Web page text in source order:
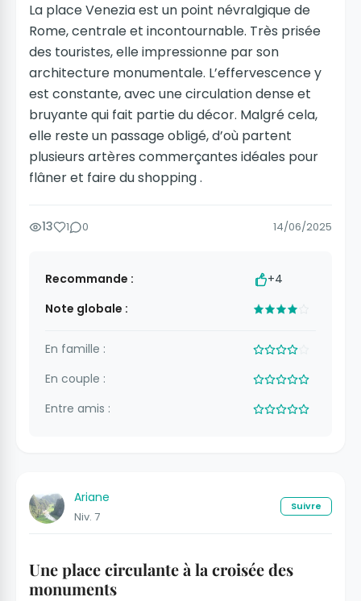
La place Venezia est un point névralgique de
Rome, centrale et incontournable. Très prisée
des touristes, elle impressionne par son
architecture monumentale. L’effervescence y
est constante, avec une circulation dense et
bruyante qui fait partie du décor. Malgré cela,
elle reste un passage obligé, d’où partent
plusieurs artères commerçantes idéales pour
flâner et faire du shopping .
13 1 0 14/06/2025
Recommande :
+4
Note globale :
En famille :
En couple :
Entre amis :
Ariane
Niv. 7
Suivre
Une place circulante à la croisée des
monuments